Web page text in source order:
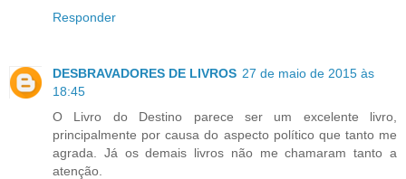
Responder
DESBRAVADORES DE LIVROS 27 de maio de 2015 às
18:45
O Livro do Destino parece ser um excelente livro,
principalmente por causa do aspecto político que tanto me
agrada. Já os demais livros não me chamaram tanto a
atenção.